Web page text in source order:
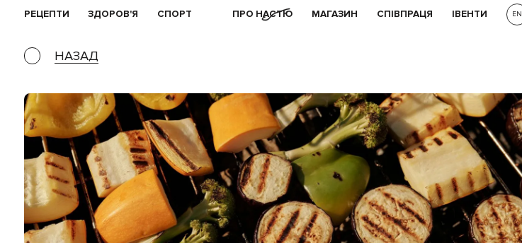
EN
РЕЦЕПТИ ЗДОРОВ'Я СПОРТ ПРО НАСТЮ МАГАЗИН СПІВПРАЦЯ ІВЕНТИ
НАЗАД